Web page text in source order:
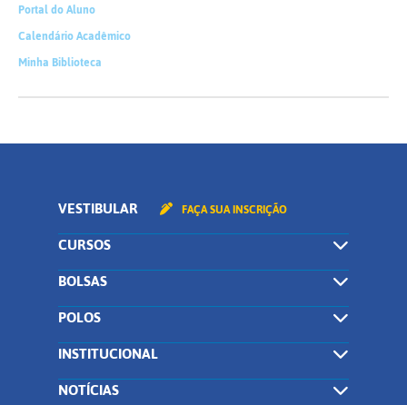
Portal do Aluno
Calendário Acadêmico
Minha Biblioteca
VESTIBULAR FAÇA SUA INSCRIÇÃO
CURSOS
BOLSAS
POLOS
INSTITUCIONAL
NOTÍCIAS